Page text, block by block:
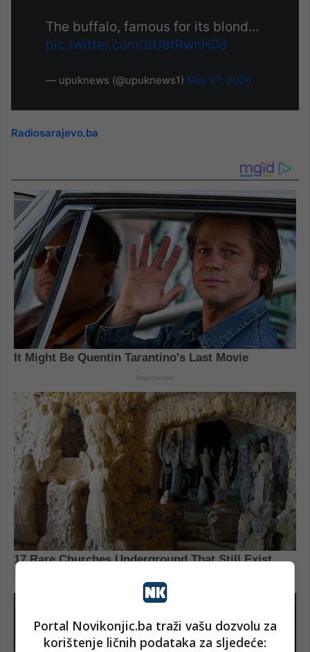
The buffalo, famous for its blond…
pic.twitter.com/dU8tRwnH0d
— upuknews (@upuknews1) May 27, 2026
Radiosarajevo.ba
Portal Novikonjic.ba traži vašu dozvolu za
korištenje ličnih podataka za sljedeće: